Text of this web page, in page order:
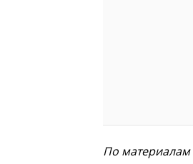
По материалам